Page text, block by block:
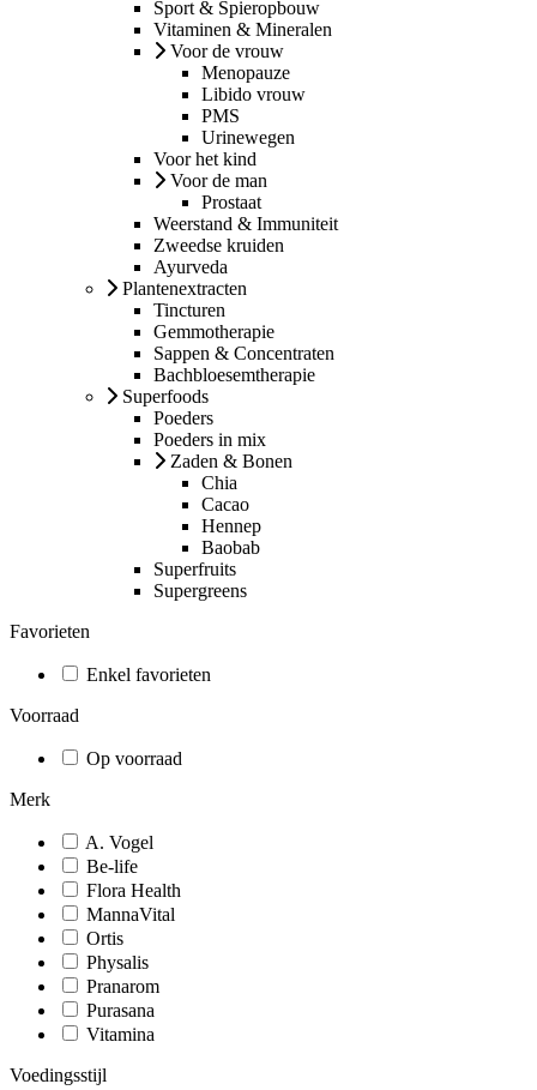
Sport & Spieropbouw
Vitaminen & Mineralen
Voor de vrouw
Menopauze
Libido vrouw
PMS
Urinewegen
Voor het kind
Voor de man
Prostaat
Weerstand & Immuniteit
Zweedse kruiden
Ayurveda
Plantenextracten
Tincturen
Gemmotherapie
Sappen & Concentraten
Bachbloesemtherapie
Superfoods
Poeders
Poeders in mix
Zaden & Bonen
Chia
Cacao
Hennep
Baobab
Superfruits
Supergreens
Favorieten
Enkel favorieten
Voorraad
Op voorraad
Merk
A. Vogel
Be-life
Flora Health
MannaVital
Ortis
Physalis
Pranarom
Purasana
Vitamina
Voedingsstijl